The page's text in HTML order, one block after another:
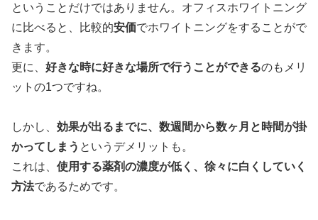
ということだけではありません。オフィスホワイトニング
に比べると、比較的安価でホワイトニングをすることがで
きます。
更に、 好きな時に好きな場所で行うことができるのもメリ
ットの1つですね。
しかし、 効果が出るまでに、数週間から数ヶ月と時間が掛
かってしまう というデメリットも。
これは、 使用する薬剤の濃度が低く、徐々に白くしていく
方法であるためです。